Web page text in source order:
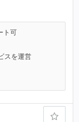
ト可
スを運営